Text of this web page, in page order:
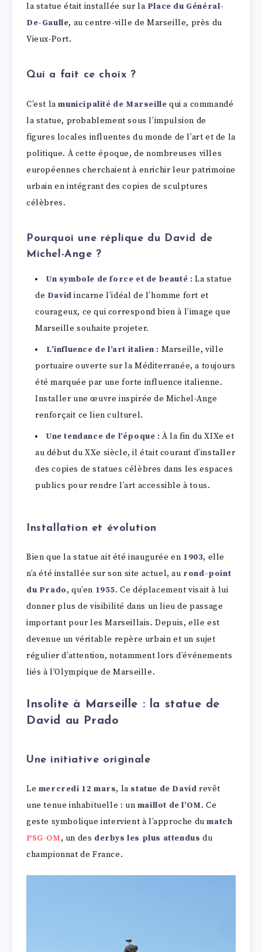
la statue était installée sur la Place du Général-
De-Gaulle, au centre-ville de Marseille, près du
Vieux-Port.
Qui a fait ce choix ?
C’est lamunicipalité de Marseille qui a commandé
la statue, probablement sous l’impulsion de
figures locales influentes du monde de l’art et de la
politique. À cette époque, de nombreuses villes
européennes cherchaient à enrichir leur patrimoine
urbain en intégrant des copies de sculptures
célèbres.
Pourquoi une réplique du David de
Michel-Ange ?
Un symbole de force et de beauté : La statue
de David incarne l’idéal de l’homme fort et
courageux, ce qui correspond bien à l’image que
Marseille souhaite projeter.
L’influence de l’art italien : Marseille, ville
portuaire ouverte sur la Méditerranée, a toujours
été marquée par une forte influence italienne.
Installer une œuvre inspirée de Michel-Ange
renforçait ce lien culturel.
Une tendance de l’époque : À la fin du XIXe et
au début du XXe siècle, il était courant d’installer
des copies de statues célèbres dans les espaces
publics pour rendre l’art accessible à tous.
Installation et évolution
Bien que la statue ait été inaugurée en 1903, elle
n’a été installée sur son site actuel, au rond-point
du Prado, qu’en 1955. Ce déplacement visait à lui
donner plus de visibilité dans un lieu de passage
important pour les Marseillais. Depuis, elle est
devenue un véritable repère urbain et un sujet
régulier d’attention, notamment lors d’événements
liés à l’Olympique de Marseille.
Insolite à Marseille : la statue de
David au Prado
Une initiative originale
Le mercredi 12 mars, la statue de David revêt
une tenue inhabituelle : un maillot de l’OM. Ce
geste symbolique intervient à l’approche dumatch
PSG-OM, un des derbys les plus attendus du
championnat de France.